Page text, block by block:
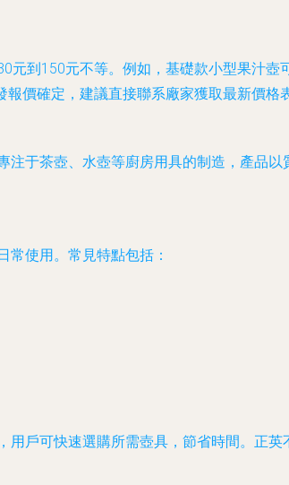
元到150元不等。例如，基礎款小型果汁壺
價確定，建議直接聯系廠家獲取最新價格表
于茶壺、水壺等廚房用具的制造，產品以
使用。常見特點包括：
戶可快速選購所需壺具，節省時間。正英